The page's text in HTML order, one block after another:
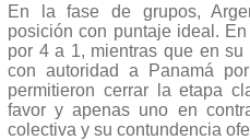
En la fase de grupos,
posición con puntaje ideal.
por 4 a 1, mientras que en
con autoridad a Panamá
permitieron cerrar la etapa
favor y apenas uno en
colectiva y su contundencia